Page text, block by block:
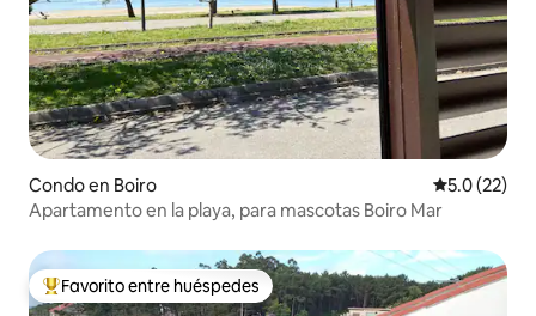
Condo en Boiro Calificación
5.0 (22)
Apartamento en la playa, para mascotas Boiro Mar
Favorito entre huéspedes preferido
Favorito entre huéspedes